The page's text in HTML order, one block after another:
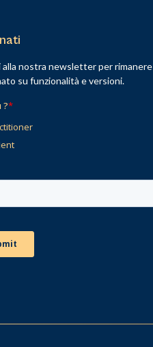
nostra newsletter per rimanere
su funzionalità e versioni.